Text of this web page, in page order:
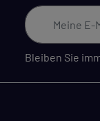
Bleiben Sie